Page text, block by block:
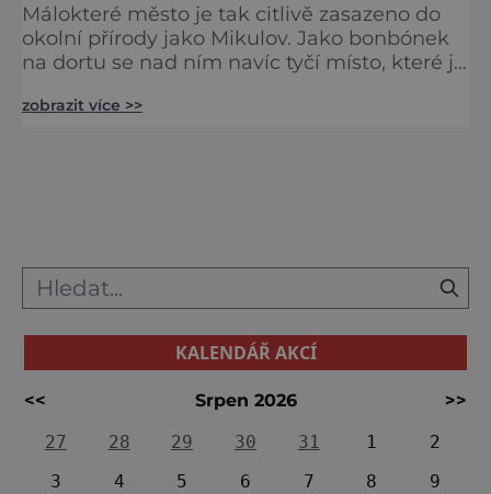
Málokteré město je tak citlivě zasazeno do
okolní přírody jako Mikulov. Jako bonbónek
na dortu se nad ním navíc tyčí místo, které je
ze širokého okolí. Na Svatý kopeček se teď
zobrazit více >>
KALENDÁŘ AKCÍ
<< Srpen 2026
>>
27
28 29 30 31 1
2
3
4 5 6 7 8
9